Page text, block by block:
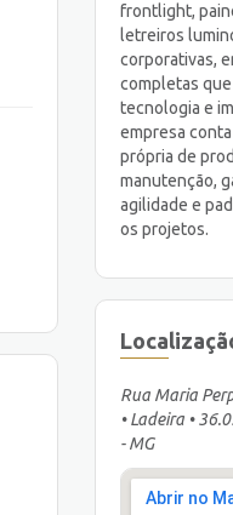
frontlight,
letreiros
corporativas,
completas
tecnologia e
empresa
própria de
manutenção,
agilidade e
os projetos.
Rua Maria
• Ladeira •
- MG